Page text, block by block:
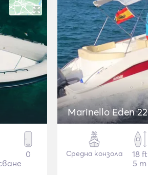
0
Marinello Eden 22
Средна конзола
18 ft
5 m